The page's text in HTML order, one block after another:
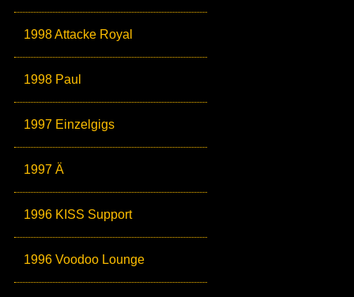
1998 Attacke Royal
1998 Paul
1997 Einzelgigs
1997 Ä
1996 KISS Support
1996 Voodoo Lounge